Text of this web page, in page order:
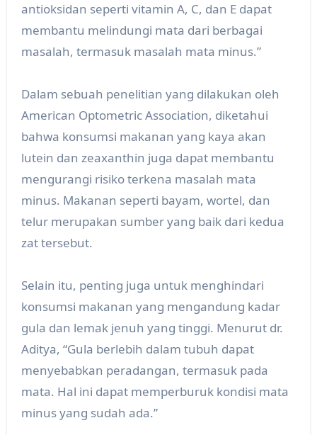
antioksidan seperti vitamin A, C, dan E dapat
membantu melindungi mata dari berbagai
masalah, termasuk masalah mata minus.”
Dalam sebuah penelitian yang dilakukan oleh
American Optometric Association, diketahui
bahwa konsumsi makanan yang kaya akan
lutein dan zeaxanthin juga dapat membantu
mengurangi risiko terkena masalah mata
minus. Makanan seperti bayam, wortel, dan
telur merupakan sumber yang baik dari kedua
zat tersebut.
Selain itu, penting juga untuk menghindari
konsumsi makanan yang mengandung kadar
gula dan lemak jenuh yang tinggi. Menurut dr.
Aditya, “Gula berlebih dalam tubuh dapat
menyebabkan peradangan, termasuk pada
mata. Hal ini dapat memperburuk kondisi mata
minus yang sudah ada.”